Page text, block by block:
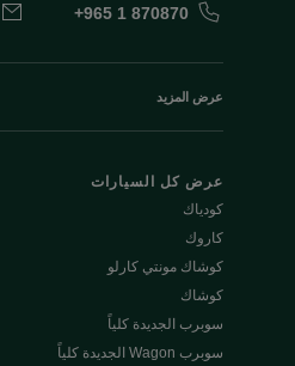
+965 1 870870
عرض المزيد
عرض كل السيارات
كودياك
كاروك
كوشاك مونتي كارلو
كوشاك
سوبرب الجديدة كلياً
سوبرب Wagon الجديدة كلياً